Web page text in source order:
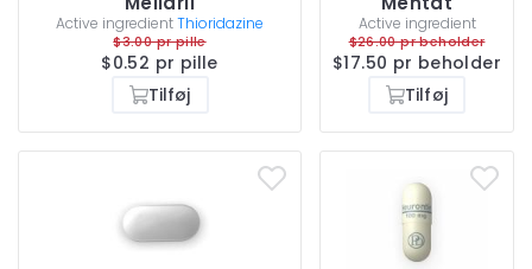
Active ingredientThioridazine
$3.00 pr pille
$0.52 pr pille
Tilføj
Active ingredient
$26.00 pr beholder
$17.50 pr beholder
Tilføj